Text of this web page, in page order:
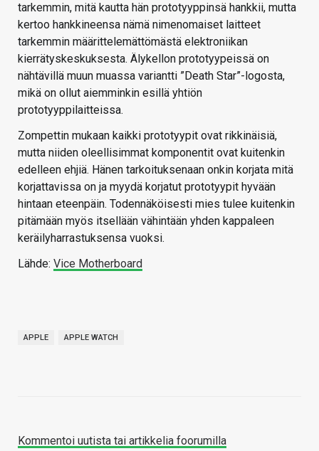
tarkemmin, mitä kautta hän prototyyppinsä hankkii, mutta
kertoo hankkineensa nämä nimenomaiset laitteet
tarkemmin määrittelemättömästä elektroniikan
kierrätyskeskuksesta. Älykellon prototyypeissä on
nähtävillä muun muassa variantti ”Death Star”-logosta,
mikä on ollut aiemminkin esillä yhtiön
prototyyppilaitteissa.
Zompettin mukaan kaikki prototyypit ovat rikkinäisiä,
mutta niiden oleellisimmat komponentit ovat kuitenkin
edelleen ehjiä. Hänen tarkoituksenaan onkin korjata mitä
korjattavissa on ja myydä korjatut prototyypit hyvään
hintaan eteenpäin. Todennäköisesti mies tulee kuitenkin
pitämään myös itsellään vähintään yhden kappaleen
keräilyharrastuksensa vuoksi.
Lähde: Vice Motherboard
APPLE APPLE WATCH
Kommentoi uutista tai artikkelia foorumilla